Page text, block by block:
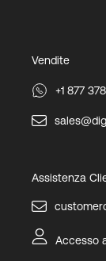
Vendite
+1 877
Assistenza
Accesso